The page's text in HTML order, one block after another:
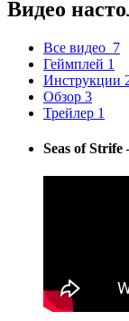
Видео
Все видео 7
Геймплей 1
Инструкции
Обзор 3
Трейлер 1
Seas of